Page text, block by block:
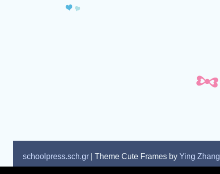
schoolpress.sch.gr | Theme Cute Frames by Ying Zhang